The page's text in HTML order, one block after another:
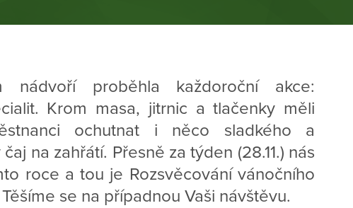
proběhla každoroční akce:
Krom masa, jitrnic a tlačenky měli
ochutnat i něco sladkého a
na zahřátí. Přesně za týden (28.11.) nás
roce a tou je Rozsvěcování vánočního
se na případnou Vaši návštěvu.